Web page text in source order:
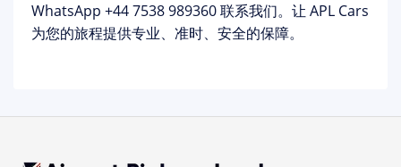
WhatsApp +44 7538 989360联系我们。让 APL Cars
为您的旅程提供专业、准时、安全的保障。